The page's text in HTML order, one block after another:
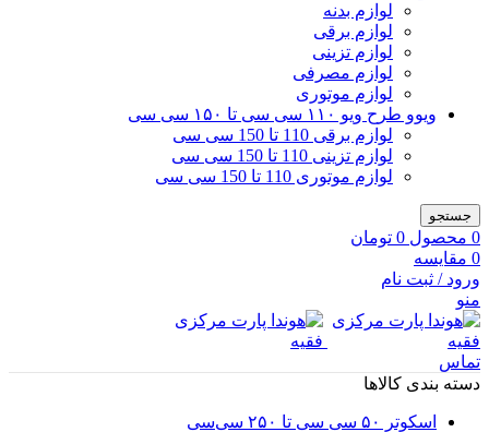
لوازم بدنه
لوازم برقی
لوازم تزینی
لوازم مصرفی
لوازم موتوری
ویوو طرح ویو ۱۱۰ سی سی تا ۱۵۰ سی سی
لوازم برقی 110 تا 150 سی سی
لوازم تزینی 110 تا 150 سی سی
لوازم موتوری 110 تا 150 سی سی
جستجو
0 محصول 0 تومان
0 مقایسه
ورود / ثبت نام
منو
تماس
دسته بندی کالاها
اسکوتر ۵۰ سی سی تا ۲۵۰ سی‌سی